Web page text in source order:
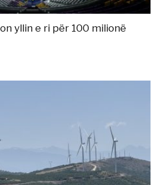
yllin e ri për 100 milionë